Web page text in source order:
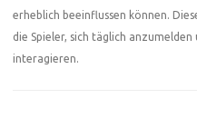
erheblich beeinflussen können.
die Spieler, sich täglich
interagieren.